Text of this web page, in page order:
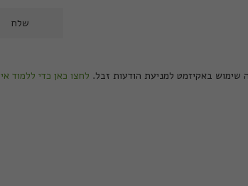
שימוש באקיזמט למניעת הודעות זבל. לחצו כאן כדי ללמוד